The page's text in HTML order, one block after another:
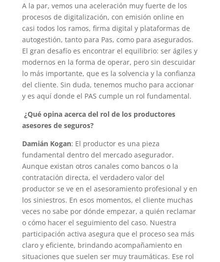
A la par, vemos una aceleración muy fuerte de los
procesos de digitalización, con emisión online en
casi todos los ramos, firma digital y plataformas de
autogestión, tanto para Pas, como para asegurados.
El gran desafío es encontrar el equilibrio: ser ágiles y
modernos en la forma de operar, pero sin descuidar
lo más importante, que es la solvencia y la confianza
del cliente. Sin duda, tenemos mucho para accionar
y es aquí donde el PAS cumple un rol fundamental.
¿Qué opina acerca del rol de los productores
asesores de seguros?
Damián Kogan: El productor es una pieza
fundamental dentro del mercado asegurador.
Aunque existan otros canales como bancos o la
contratación directa, el verdadero valor del
productor se ve en el asesoramiento profesional y en
los siniestros. En esos momentos, el cliente muchas
veces no sabe por dónde empezar, a quién reclamar
o cómo hacer el seguimiento del caso. Nuestra
participación activa asegura que el proceso sea más
claro y eficiente, brindando acompañamiento en
situaciones que suelen ser muy traumáticas. Ese rol